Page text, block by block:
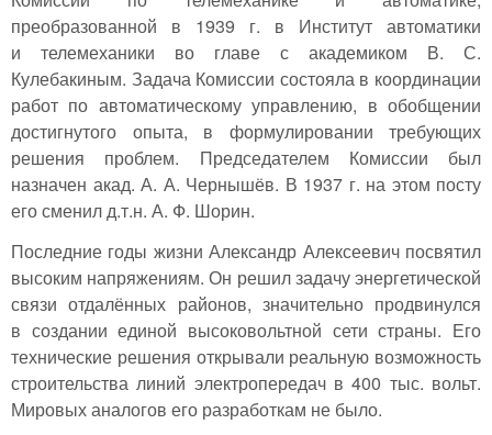
преобразованной в 1939 г. в Институт автоматики
и телемеханики во главе с академиком В. С.
Кулебакиным. Задача Комиссии состояла в координации
работ по автоматическому управлению, в обобщении
достигнутого опыта, в формулировании требующих
решения проблем. Председателем Комиссии был
назначен акад. А. А. Чернышёв. В 1937 г. на этом посту
его сменил д.т.н. А. Ф. Шорин.
Последние годы жизни Александр Алексеевич посвятил
высоким напряжениям. Он решил задачу энергетической
связи отдалённых районов, значительно продвинулся
в создании единой высоковольтной сети страны. Его
технические решения открывали реальную возможность
строительства линий электропередач в 400 тыс. вольт.
Мировых аналогов его разработкам не было.